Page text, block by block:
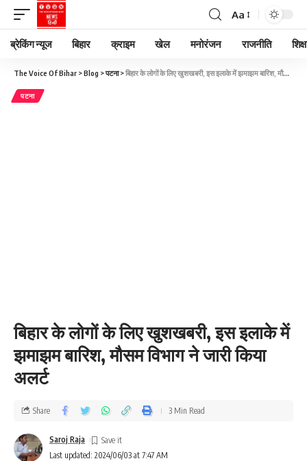
Aa
ब्रेकिंग न्यूज बिहार क्राइम खेल मनोरंजन राजनीति
The Voice Of Bihar >Blog >पटना>बिहार के लोगों के लिए खुशखबरी, इस इलाके में झमाझम बारिश, मौसम विभाग ने जारी किया अलर्ट
पटना
बिहार के लोगों के लिए खुशखबरी, इस इलाके में
झमाझम बारिश, मौसम विभाग ने जारी किया
अलर्ट
Last updated: 2024/06/03 at 7:47 AM
Saroj Raja
Share 3 Min Read